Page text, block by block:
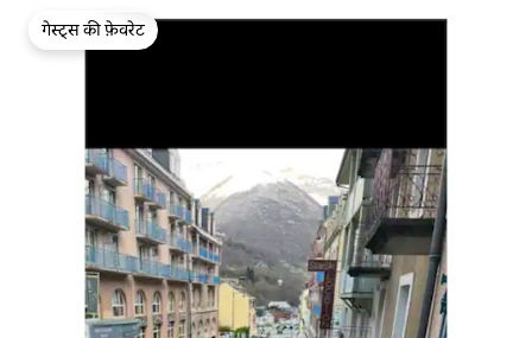
गेस्ट्स की फ़ेवरेट
गेस्ट्स की फ़ेवरेट